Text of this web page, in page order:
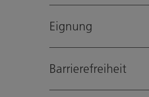
Eignung
Barrierefreiheit